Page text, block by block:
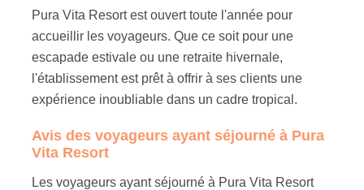
Pura Vita Resort est ouvert toute l'année pour
accueillir les voyageurs. Que ce soit pour une
escapade estivale ou une retraite hivernale,
l'établissement est prêt à offrir à ses clients une
expérience inoubliable dans un cadre tropical.
Avis des voyageurs ayant séjourné à Pura
Vita Resort
Les voyageurs ayant séjourné à Pura Vita Resort